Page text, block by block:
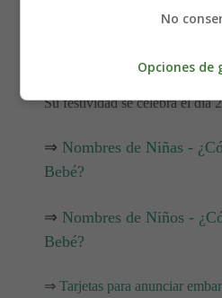
Su festividad se celebra el día
⇒ Nombres de Niñas -
Bebé?
⇒ Nombres de Niños -
Bebé?
⇒ Tarjetas para anunciar
No
Opciones de